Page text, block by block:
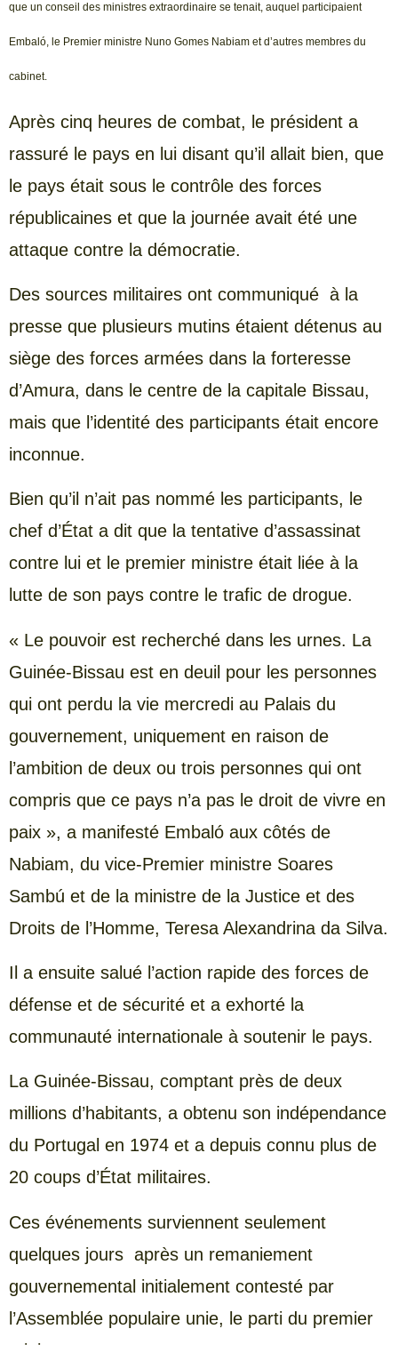
que un conseil des ministres extraordinaire se tenait, auquel participaient
Embaló, le Premier ministre Nuno Gomes Nabiam et d’autres membres du
cabinet.
Après cinq heures de combat, le président a
rassuré le pays en lui disant qu’il allait bien, que
le pays était sous le contrôle des forces
républicaines et que la journée avait été une
attaque contre la démocratie.
Des sources militaires ont communiqué à la
presse que plusieurs mutins étaient détenus au
siège des forces armées dans la forteresse
d’Amura, dans le centre de la capitale Bissau,
mais que l’identité des participants était encore
inconnue.
Bien qu’il n’ait pas nommé les participants, le
chef d’État a dit que la tentative d’assassinat
contre lui et le premier ministre était liée à la
lutte de son pays contre le trafic de drogue.
« Le pouvoir est recherché dans les urnes. La
Guinée-Bissau est en deuil pour les personnes
qui ont perdu la vie mercredi au Palais du
gouvernement, uniquement en raison de
l’ambition de deux ou trois personnes qui ont
compris que ce pays n’a pas le droit de vivre en
paix », a manifesté Embaló aux côtés de
Nabiam, du vice-Premier ministre Soares
Sambú et de la ministre de la Justice et des
Droits de l’Homme, Teresa Alexandrina da Silva.
Il a ensuite salué l’action rapide des forces de
défense et de sécurité et a exhorté la
communauté internationale à soutenir le pays.
La Guinée-Bissau, comptant près de deux
millions d’habitants, a obtenu son indépendance
du Portugal en 1974 et a depuis connu plus de
20 coups d’État militaires.
Ces événements surviennent seulement
quelques jours après un remaniement
gouvernemental initialement contesté par
l’Assemblée populaire unie, le parti du premier